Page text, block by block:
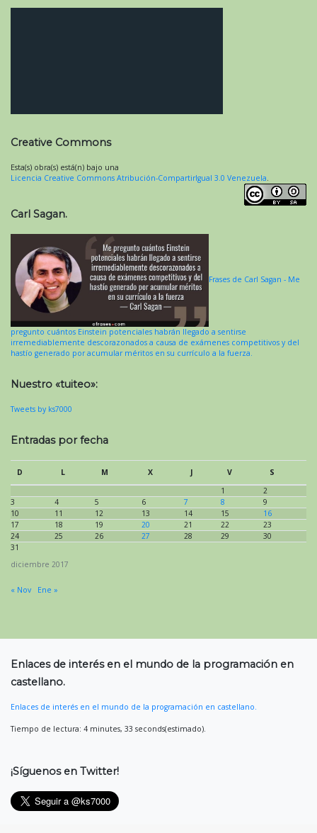
Creative Commons
Esta(s) obra(s) está(n) bajo una
Licencia Creative Commons Atribución-CompartirIgual 3.0 Venezuela
Carl Sagan.
Frases de Carl Sagan - Me
pregunto cuántos Einstein potenciales habrán llegado a sentirse
irremediablemente descorazonados a causa de exámenes competitivos y del
hastío generado por acumular méritos en su currículo a la fuerza.
Nuestro «tuiteo»:
Tweets by ks7000
Entradas por fecha
diciembre 2017
D L M X J V
S
1
2
3
4 5 6 7 8
9
10
11 12 13 14 15
16
17
18 19 20 21 22
23
24
25 26 27 28 29
30
31
« Nov Ene »
Enlaces de interés en el mundo de la programación en
castellano.
Enlaces de interés en el mundo de la programación en castellano.
Tiempo de lectura: 4 minutes, 33 seconds(estimado).
¡Síguenos en Twitter!